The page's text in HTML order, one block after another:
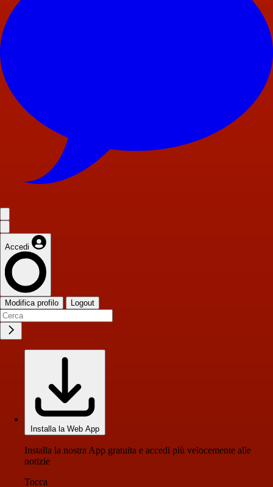
Accedi
Modifica profilo Logout
Installa la Web App
Installa la nostra App gratuita e accedi più velocemente alle
notizie
Tocca